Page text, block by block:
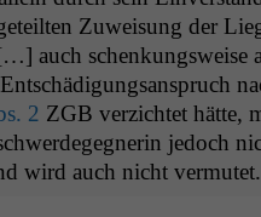
Zuweisung der
auch schenkungsweise
2 ZGB verzichtet hätte,
jedoch
wird auch nicht vermutet.